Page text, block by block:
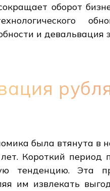
оборот
и девальвация
была втянута
Короткий период
тенденцию. Эта
им извлекать